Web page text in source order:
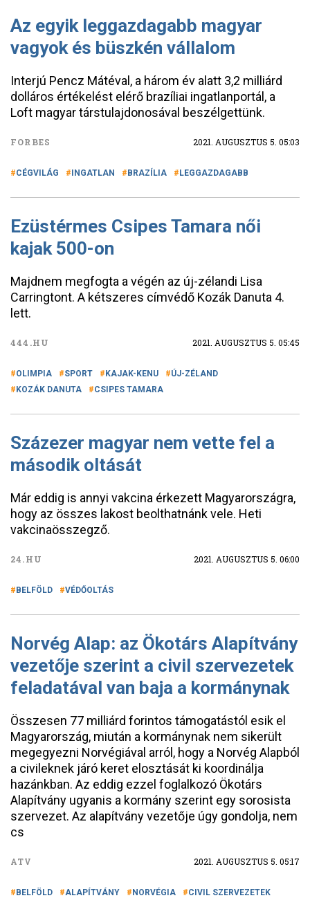
Az egyik leggazdagabb magyar
vagyok és büszkén vállalom
Interjú Pencz Mátéval, a három év alatt 3,2 milliárd
dolláros értékelést elérő brazíliai ingatlanportál, a
Loft magyar társtulajdonosával beszélgettünk.
FORBES 2021. AUGUSZTUS 5. 05:03
CÉGVILÁG INGATLAN BRAZÍLIA LEGGAZDAGABB
Ezüstérmes Csipes Tamara női
kajak 500-on
Majdnem megfogta a végén az új-zélandi Lisa
Carringtont. A kétszeres címvédő Kozák Danuta 4.
lett.
444.HU 2021. AUGUSZTUS 5. 05:45
OLIMPIA SPORT KAJAK-KENU
ÚJ-ZÉLAND
KOZÁK DANUTA
CSIPES TAMARA
Százezer magyar nem vette fel a
második oltását
Már eddig is annyi vakcina érkezett Magyarországra,
hogy az összes lakost beolthatnánk vele. Heti
vakcinaösszegző.
24.HU 2021. AUGUSZTUS 5. 06:00
BELFÖLD VÉDŐOLTÁS
Norvég Alap: az Ökotárs Alapítvány
vezetője szerint a civil szervezetek
feladatával van baja a kormánynak
Összesen 77 milliárd forintos támogatástól esik el
Magyarország, miután a kormánynak nem sikerült
megegyezni Norvégiával arról, hogy a Norvég Alapból
a civileknek járó keret elosztását ki koordinálja
hazánkban. Az eddig ezzel foglalkozó Ökotárs
Alapítvány ugyanis a kormány szerint egy sorosista
szervezet. Az alapítvány vezetője úgy gondolja, nem
cs
ATV 2021. AUGUSZTUS 5. 05:17
BELFÖLD ALAPÍTVÁNY NORVÉGIA CIVIL SZERVEZETEK